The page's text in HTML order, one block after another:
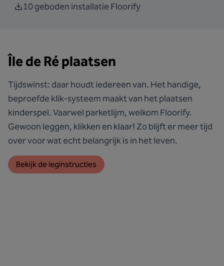
10 geboden installatie Floorify
Île de Ré plaatsen
Tijdswinst: daar houdt iedereen van. Het handige,
beproefde klik-systeem maakt van het plaatsen
kinderspel. Vaarwel parketlijm, welkom Floorify.
Gewoon leggen, klikken en klaar! Zo blijft er meer tijd
over voor wat echt belangrijk is in het leven.
Bekijk de leginstructies